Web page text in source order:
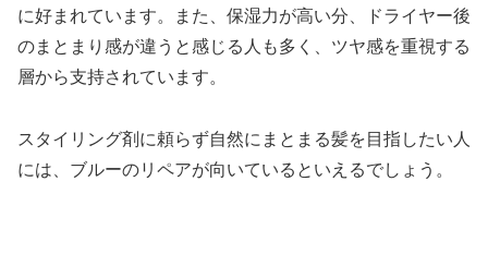
に好まれています。また、保湿力が高い分、ドライヤー後
のまとまり感が違うと感じる人も多く、ツヤ感を重視する
層から支持されています。
スタイリング剤に頼らず自然にまとまる髪を目指したい人
には、ブルーのリペアが向いているといえるでしょう。